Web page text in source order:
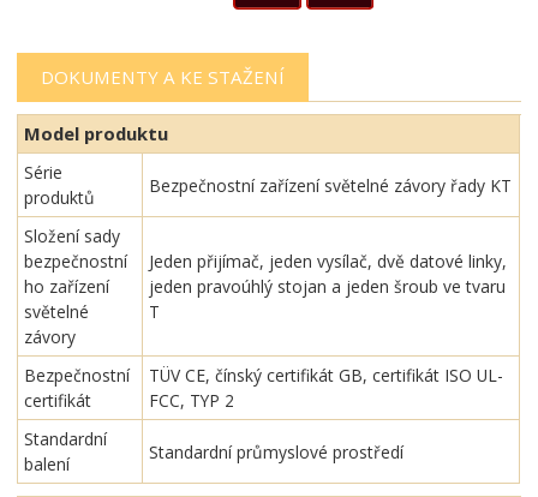
DOKUMENTY A KE STAŽENÍ
Model produktu
Série
produktů
Bezpečnostní zařízení světelné závory řady KT
Složení sady
bezpečnostní
ho zařízení
světelné
závory
Jeden přijímač, jeden vysílač, dvě datové linky,
jeden pravoúhlý stojan a jeden šroub ve tvaru
T
Bezpečnostní
certifikát
TÜV CE, čínský certifikát GB, certifikát ISO UL-
FCC, TYP 2
Standardní
balení
Standardní průmyslové prostředí